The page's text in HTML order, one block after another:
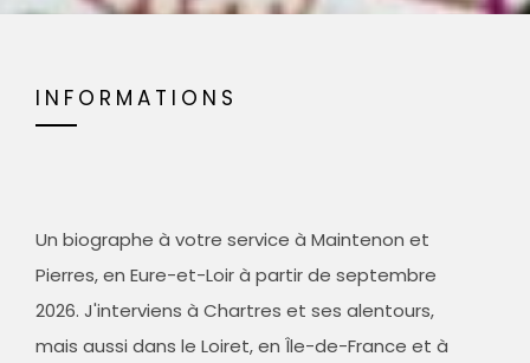
INFORMATIONS
Un biographe à votre service à Maintenon et
Pierres, en Eure-et-Loir à partir de septembre
2026. J'interviens à Chartres et ses alentours,
mais aussi dans le Loiret, en Île-de-France et à